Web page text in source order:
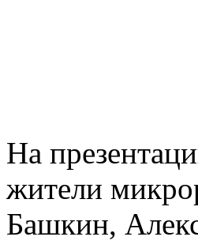
На
жители
Башкин,